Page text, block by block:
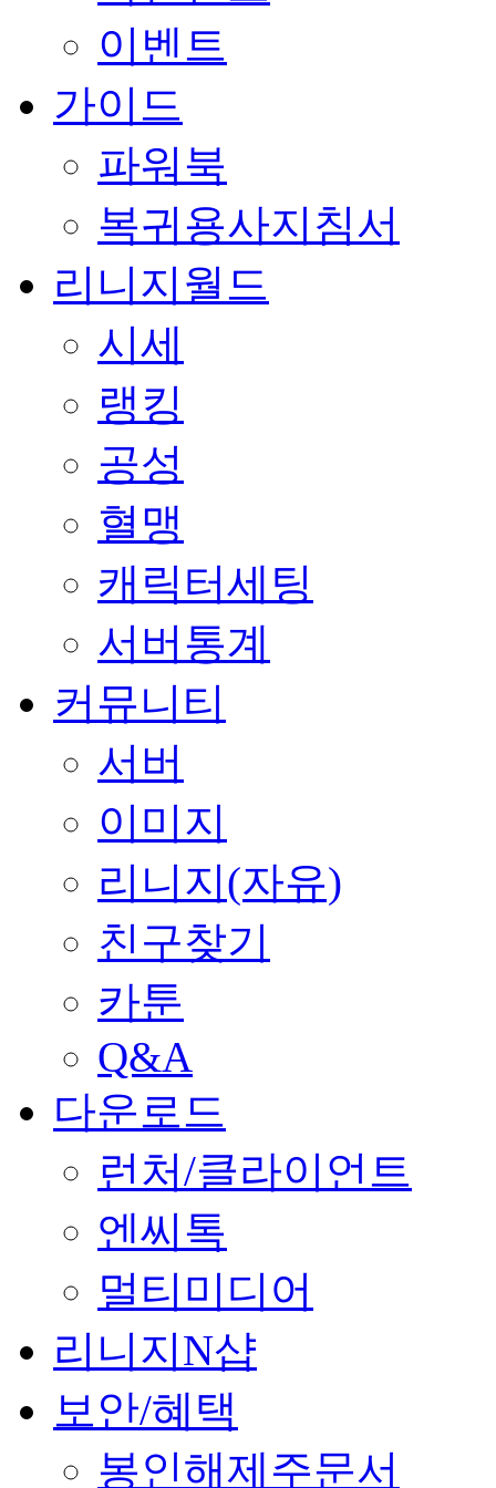
이벤트
가이드
파워북
복귀용사지침서
리니지월드
시세
랭킹
공성
혈맹
캐릭터세팅
서버통계
커뮤니티
서버
이미지
리니지(자유)
친구찾기
카툰
Q&A
다운로드
런처/클라이언트
엔씨톡
멀티미디어
리니지N샵
보안/혜택
봉인해제주문서